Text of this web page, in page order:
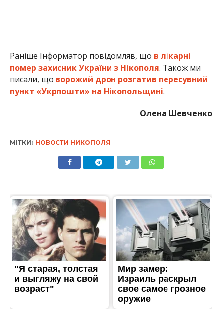
Раніше Інформатор повідомляв, що в лікарні
помер захисник України з Нікополя. Також ми
писали, що ворожий дрон розгатив пересувний
пункт «Укрпошти» на Нікопольщині.
Олена Шевченко
МІТКИ: НОВОСТИ НИКОПОЛЯ